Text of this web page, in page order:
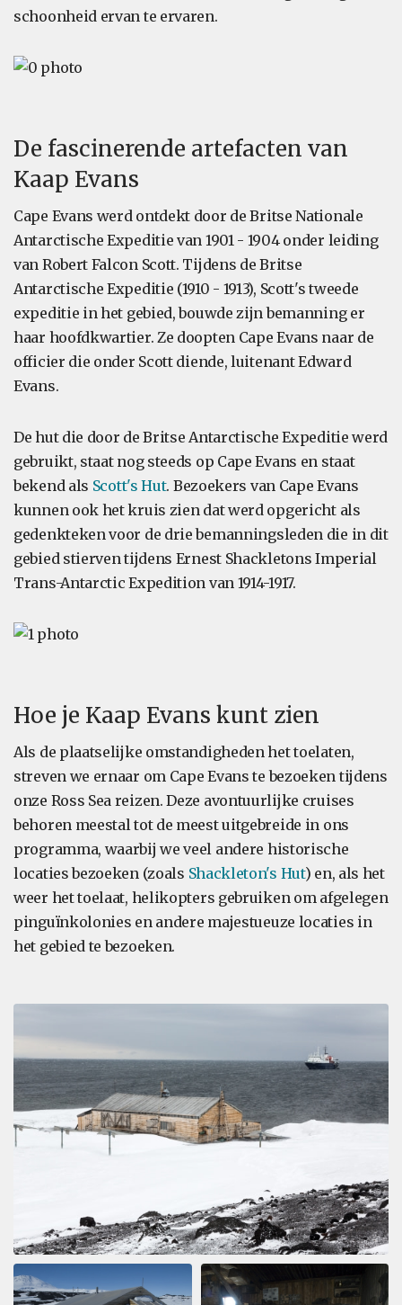
schoonheid ervan te ervaren.
De fascinerende artefacten van
Kaap Evans
Cape Evans werd ontdekt door de Britse Nationale
Antarctische Expeditie van 1901 - 1904 onder leiding
van Robert Falcon Scott. Tijdens de Britse
Antarctische Expeditie (1910 - 1913), Scott's tweede
expeditie in het gebied, bouwde zijn bemanning er
haar hoofdkwartier. Ze doopten Cape Evans naar de
officier die onder Scott diende, luitenant Edward
Evans.
De hut die door de Britse Antarctische Expeditie werd
gebruikt, staat nog steeds op Cape Evans en staat
bekend als Scott's Hut. Bezoekers van Cape Evans
kunnen ook het kruis zien dat werd opgericht als
gedenkteken voor de drie bemanningsleden die in dit
gebied stierven tijdens Ernest Shackletons Imperial
Trans-Antarctic Expedition van 1914-1917.
Hoe je Kaap Evans kunt zien
Als de plaatselijke omstandigheden het toelaten,
streven we ernaar om Cape Evans te bezoeken tijdens
onze Ross Sea reizen. Deze avontuurlijke cruises
behoren meestal tot de meest uitgebreide in ons
programma, waarbij we veel andere historische
locaties bezoeken (zoals Shackleton's Hut) en, als het
weer het toelaat, helikopters gebruiken om afgelegen
pinguïnkolonies en andere majestueuze locaties in
het gebied te bezoeken.